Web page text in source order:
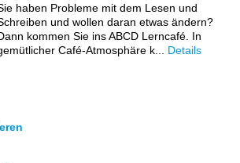
haben Probleme mit dem Lesen und
und wollen daran etwas ändern?
kommen Sie ins ABCD Lerncafé. In
Café-Atmosphäre k... Details